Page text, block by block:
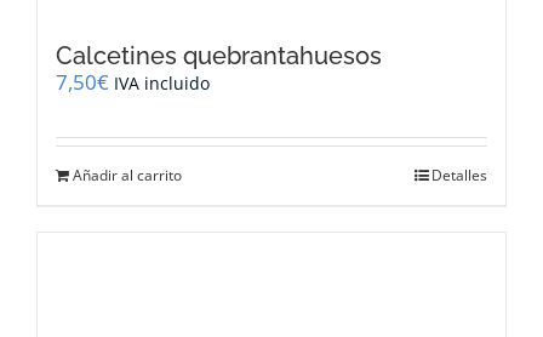
Calcetines quebrantahuesos
7,50€ IVA incluido
Añadir al carrito Detalles